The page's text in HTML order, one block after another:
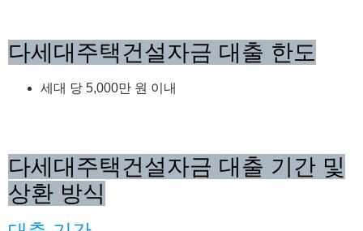
다세대주택건설자금 대출 한도
세대 당 5,000만 원 이내
다세대주택건설자금 대출 기간 및
상환 방식